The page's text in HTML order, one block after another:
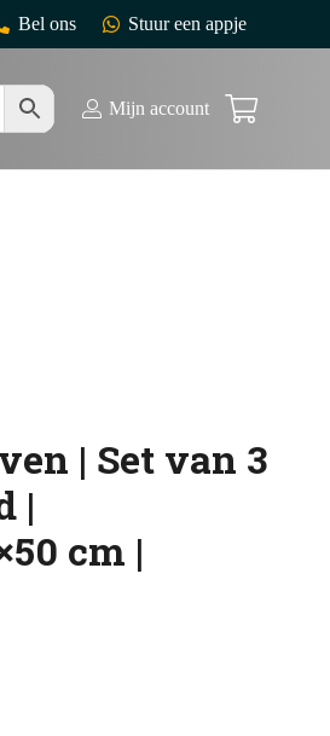
Bel ons Stuur een appje
Mijn account
| Set van 3
|
cm |